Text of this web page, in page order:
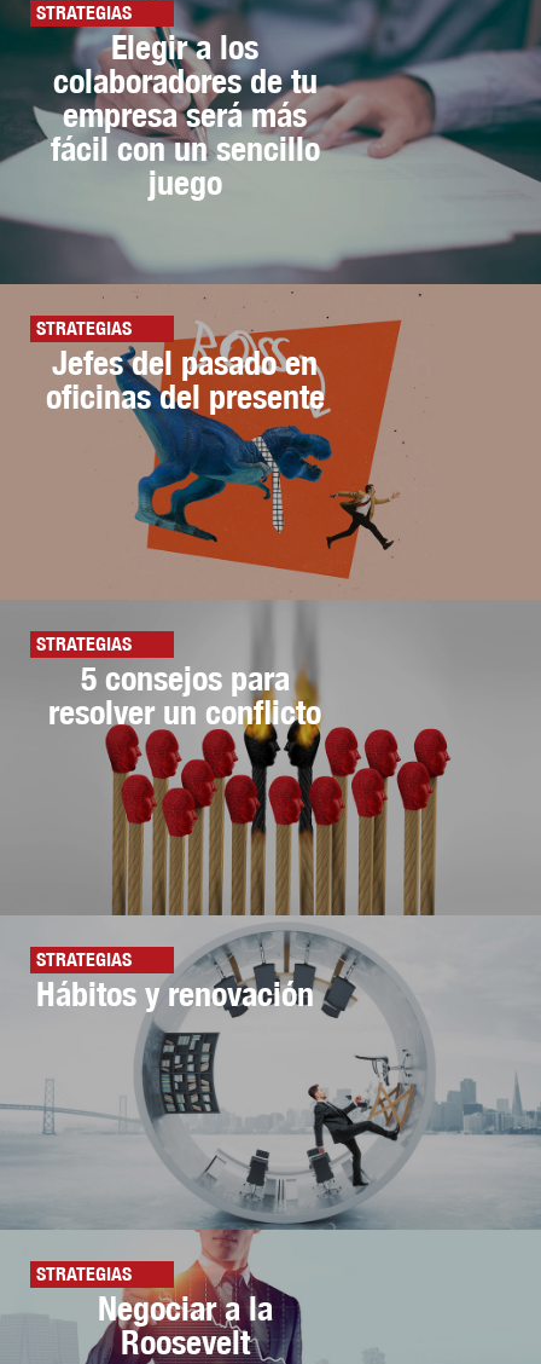
STRATEGIAS
Elegir a los
colaboradores de tu
empresa será más
fácil con un sencillo
juego
STRATEGIAS
Jefes del pasado en
oficinas del presente
STRATEGIAS
5 consejos para
resolver un conflicto
STRATEGIAS
Hábitos y renovación
STRATEGIAS
Negociar a la
Roosevelt